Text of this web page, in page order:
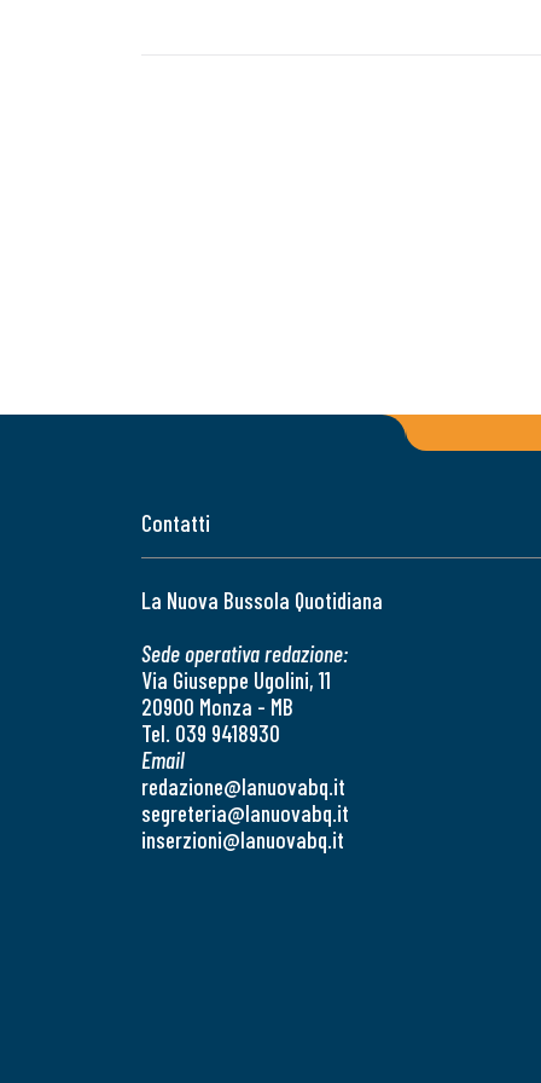
Contatti
La Nuova Bussola Quotidiana
Sede operativa redazione:
Via Giuseppe Ugolini, 11
20900 Monza - MB
Tel. 039 9418930
Email
redazione@lanuovabq.it
segreteria@lanuovabq.it
inserzioni@lanuovabq.it